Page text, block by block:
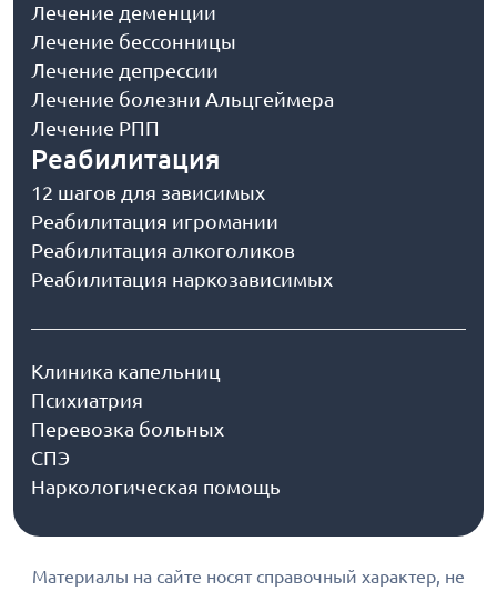
Лечение деменции
Лечение бессонницы
Лечение депрессии
Лечение болезни Альцгеймера
Лечение РПП
Реабилитация
12 шагов для зависимых
Реабилитация игромании
Реабилитация алкоголиков
Реабилитация наркозависимых
Клиника капельниц
Психиатрия
Перевозка больных
СПЭ
Наркологическая помощь
Материалы на сайте носят справочный характер, не